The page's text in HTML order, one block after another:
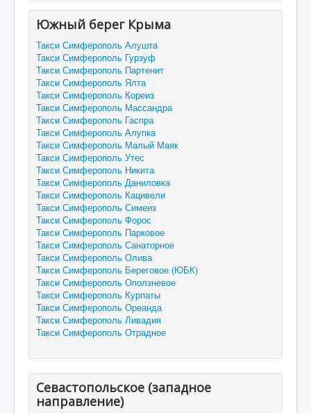
Южный берег Крыма
Такси Симферополь Алушта
Такси Симферополь Гурзуф
Такси Симферополь Партенит
Такси Симферополь Ялта
Такси Симферополь Кореиз
Такси Симферополь Массандра
Такси Симферополь Гаспра
Такси Симферополь Алупка
Такси Симферополь Малый Маяк
Такси Симферополь Утес
Такси Симферополь Никита
Такси Симферополь Даниловка
Такси Симферополь Кацивели
Такси Симферополь Симеиз
Такси Симферополь Форос
Такси Симферополь Парковое
Такси Симферополь Санаторное
Такси Симферополь Олива
Такси Симферополь Береговое (ЮБК)
Такси Симферополь Оползневое
Такси Симферополь Курпаты
Такси Симферополь Ореанда
Такси Симферополь Ливадия
Такси Симферополь Отрадное
Севастопольское (западное
направление)